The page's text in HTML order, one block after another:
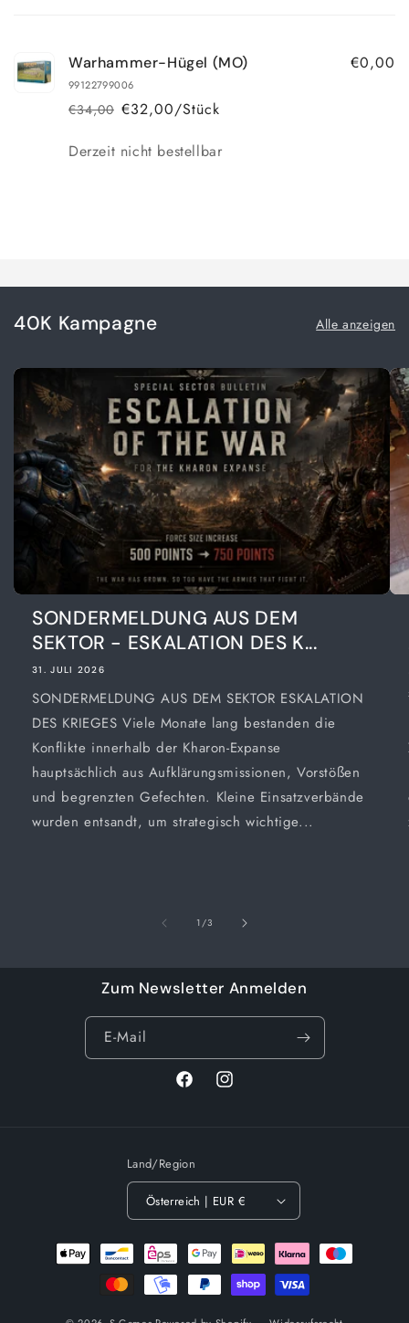
Warhammer-Hügel (MO)
99122799006
Normaler
€34,00
Verkaufspreis€32,00/Stück
€0,00
Anzahl
Derzeit nicht bestellbar
40K Kampagne Alle anzeigen
SONDERMELDUNG AUS DEM
SEKTOR - ESKALATION DES K...
31. JULI 2026
SONDERMELDUNG AUS DEM SEKTOR ESKALATION
DES KRIEGES Viele Monate lang bestanden die
Konflikte innerhalb der Kharon-Expanse
hauptsächlich aus Aufklärungsmissionen, Vorstößen
und begrenzten Gefechten. Kleine Einsatzverbände
wurden entsandt, um strategisch wichtige...
1/von
3
Zum Newsletter Anmelden
E-Mail
FacebookInstagram
Land/Region
Österreich | EUR €
Zahlungsmethoden